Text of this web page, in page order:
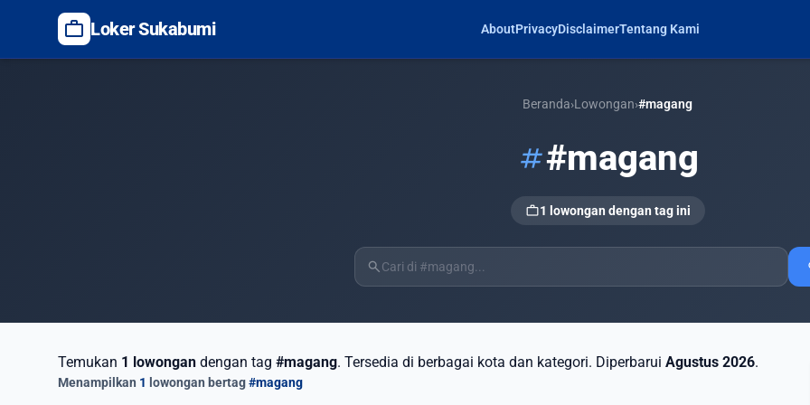
work Loker Sukabumi AboutPrivacyDisclaimerTentang Kami
Beranda›Lowongan›#magang
tag#magang
work1 lowongan dengan tag ini
search
Temukan 1 lowongan dengan tag #magang. Tersedia di berbagai kota dan kategori. Diperbarui Agustus 2026.
Menampilkan 1 lowongan bertag#magang